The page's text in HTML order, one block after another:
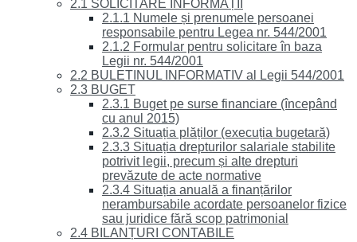
2.1 SOLICITARE INFORMAȚII
2.1.1 Numele și prenumele persoanei
responsabile pentru Legea nr. 544/2001
2.1.2 Formular pentru solicitare în baza
Legii nr. 544/2001
2.2 BULETINUL INFORMATIV al Legii 544/2001
2.3 BUGET
2.3.1 Buget pe surse financiare (începând
cu anul 2015)
2.3.2 Situația plăților (execuția bugetară)
2.3.3 Situația drepturilor salariale stabilite
potrivit legii, precum și alte drepturi
prevăzute de acte normative
2.3.4 Situația anuală a finanțărilor
nerambursabile acordate persoanelor fizice
sau juridice fără scop patrimonial
2.4 BILANȚURI CONTABILE